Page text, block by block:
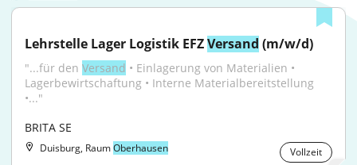
Lehrstelle Lager Logistik EFZ Versand (m/w/d)
"...für den Versand • Einlagerung von Materialien •
Lagerbewirtschaftung • Interne Materialbereitstellung
•..."
BRITA SE
Duisburg, RaumOberhausen Vollzeit